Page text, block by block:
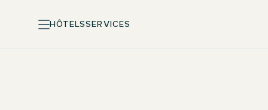
HÔTELSSERVICES